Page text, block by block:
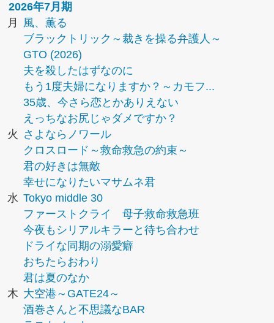
2026年7月期
月
風、薫る
ブラックトリック～裁きを操る弁護人～
GTO (2026)
夫を殺したはずなのに
もう1度夫婦になりますか？～カモフ...
35歳、今さら恋とかありえない
えっちなお尻じゃダメですか？
火
さよならノワール
クロスロード～救命救急の約束～
君の好きは無敵
幸せになりたいマサムネ君
水 Tokyo middle 30
ファーストクライ 母子救命救急班
今夜もシリアルキラーと待ち合わせ
ドライな同期の溺愛癖
おちたらおわり
君は夏のなか
木 大空港～GATE24～
酒巻さんと不思議なBAR